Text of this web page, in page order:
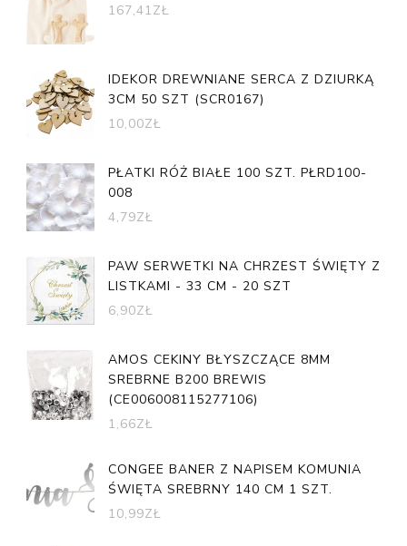
167,41ZŁ
IDEKOR DREWNIANE SERCA Z DZIURKĄ
3CM 50 SZT (SCR0167)
10,00ZŁ
PŁATKI RÓŻ BIAŁE 100 SZT. PŁRD100-
008
4,79ZŁ
PAW SERWETKI NA CHRZEST ŚWIĘTY Z
LISTKAMI - 33 CM - 20 SZT
6,90ZŁ
AMOS CEKINY BŁYSZCZĄCE 8MM
SREBRNE B200 BREWIS
(CE006008115277106)
1,66ZŁ
CONGEE BANER Z NAPISEM KOMUNIA
ŚWIĘTA SREBRNY 140 CM 1 SZT.
10,99ZŁ